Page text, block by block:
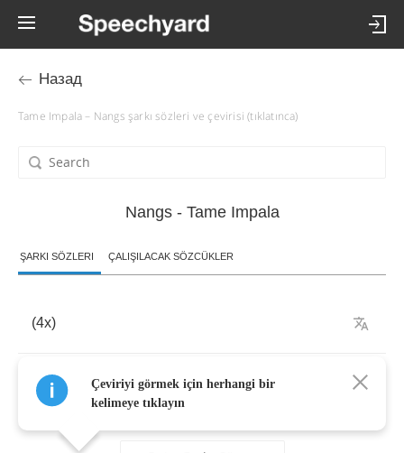
Назад
Tame Impala – Nangs şarkı sözleri ve çevirisi (tıklatınca)
Nangs - Tame Impala
ŞARKI SÖZLERI ÇALIŞILACAK SÖZCÜKLER
(4x)
But is there something more than that?
Çeviriyi görmek için herhangi bir
kelimeye tıklayın